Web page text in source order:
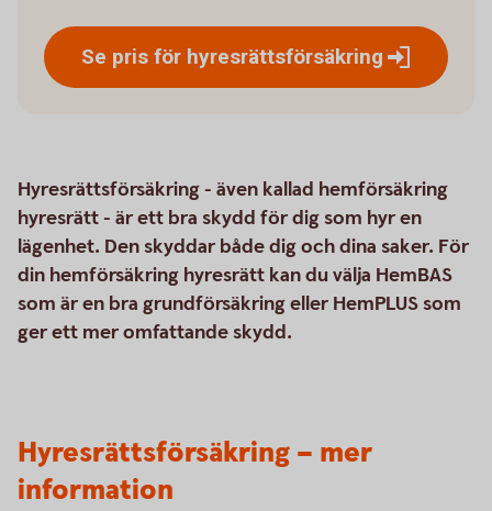
Se pris för hyresrättsförsäkring
Hyresrättsförsäkring - även kallad hemförsäkring
hyresrätt - är ett bra skydd för dig som hyr en
lägenhet. Den skyddar både dig och dina saker. För
din hemförsäkring hyresrätt kan du välja HemBAS
som är en bra grundförsäkring eller HemPLUS som
ger ett mer omfattande skydd.
Hyresrättsförsäkring – mer
information